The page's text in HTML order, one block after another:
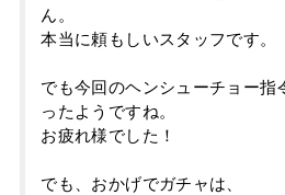
ん。
本当に頼もしいスタッフです。
でも今回のヘンシューチョー指
ったようですね。
お疲れ様でした！
でも、おかげでガチャは、